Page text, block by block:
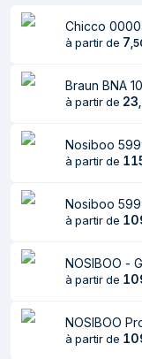
Chicco
à partir de 7 ,
Braun BNA
à partir de 23
Nosiboo
à partir de
Nosiboo
à partir de
NOSIBOO -
à partir de
NOSIBOO
à partir de